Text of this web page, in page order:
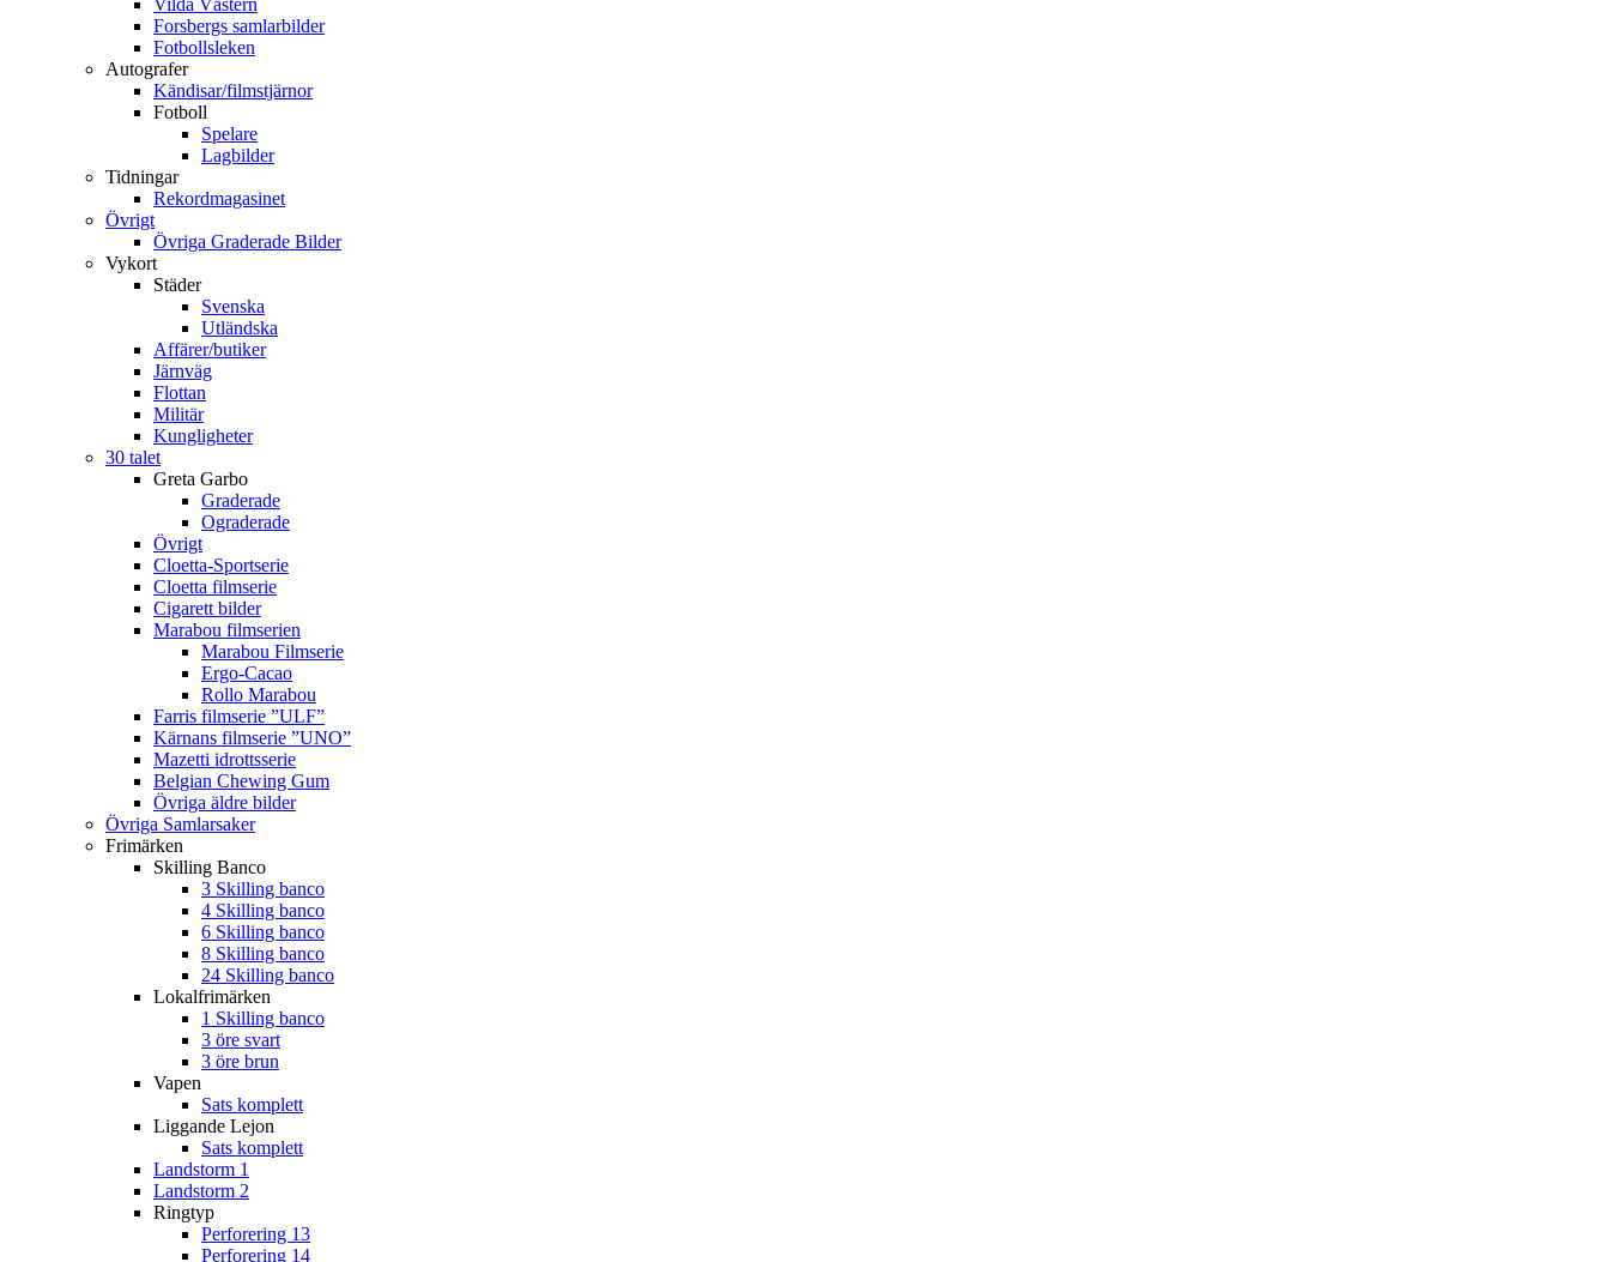
Vilda Västern
Forsbergs samlarbilder
Fotbollsleken
Autografer
Kändisar/filmstjärnor
Fotboll
Spelare
Lagbilder
Tidningar
Rekordmagasinet
Övrigt
Övriga Graderade Bilder
Vykort
Städer
Svenska
Utländska
Affärer/butiker
Järnväg
Flottan
Militär
Kungligheter
30 talet
Greta Garbo
Graderade
Ograderade
Övrigt
Cloetta-Sportserie
Cloetta filmserie
Cigarett bilder
Marabou filmserien
Marabou Filmserie
Ergo-Cacao
Rollo Marabou
Farris filmserie ”ULF”
Kärnans filmserie ”UNO”
Mazetti idrottsserie
Belgian Chewing Gum
Övriga äldre bilder
Övriga Samlarsaker
Frimärken
Skilling Banco
3 Skilling banco
4 Skilling banco
6 Skilling banco
8 Skilling banco
24 Skilling banco
Lokalfrimärken
1 Skilling banco
3 öre svart
3 öre brun
Vapen
Sats komplett
Liggande Lejon
Sats komplett
Landstorm 1
Landstorm 2
Ringtyp
Perforering 13
Perforering 14